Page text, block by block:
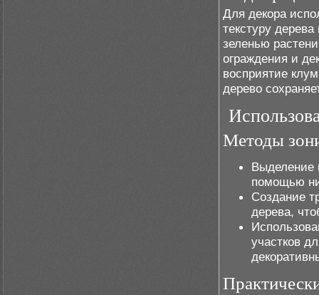
Для декора
текстуру
зеленью
ограждения и
восприятие
дерево
Методы
Выделение
помощью
Создание
дерева,
участков